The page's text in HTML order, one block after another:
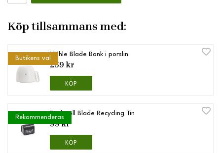
Köp tillsammans med:
Butikens val
Mühle Blade Bank i porslin
259 kr
KÖP
Rekommenderas
Rockwell Blade Recycling Tin
99 kr
KÖP